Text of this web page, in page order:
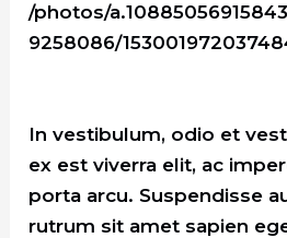
/photos/
9258086/
In vestibulum, odio et
ex est viverra elit, ac
porta arcu. Suspendisse
rutrum sit amet sapien